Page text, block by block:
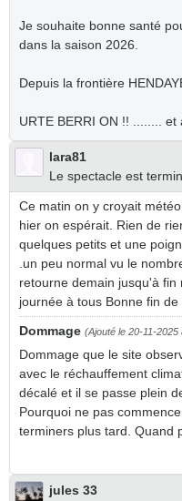
Je souhaite bonne santé
dans la saison 2026.
Depuis la frontière
URTE BERRI ON !! ........
lara81
Le spectacle est
Ce matin on y croyait
hier on espérait. Rien de
quelques petits et une
.un peu normal vu le
retourne demain jusqu'à
journée à tous Bonne fin de
Dommage (Ajouté le 20-11-2025
Dommage que le site
avec le réchauffement
décalé et il se passe plein
Pourquoi ne pas
terminers plus tard. Quand
jules 33